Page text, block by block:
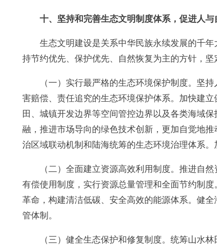
十、坚持和完善生态文明制度体系，促进人与
生态文明建设是关系中华民族永续发展的千
持节约优先、保护优先、自然恢复为主的方针，
（一）实行最严格的生态环境保护制度。坚
害赔偿、责任追究的生态环境保护体系。加快建
田、城镇开发边界等空间管控边界以及各类海域
融，推进市场导向的绿色技术创新，更加自觉地
治区域联动机制和陆海统筹的生态环境治理体系
（二）全面建立资源高效利用制度。推进自
有偿使用制度，实行资源总量管理和全面节约制
革命，构建清洁低碳、安全高效的能源体系。健
管体制。
（三）健全生态保护和修复制度。统筹山水